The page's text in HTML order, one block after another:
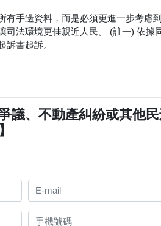
手邊資料，而是必須更進一步考慮
法環境更佳親近人民。 (註一) 依據
書起訴。
議、不動產糾紛或其他